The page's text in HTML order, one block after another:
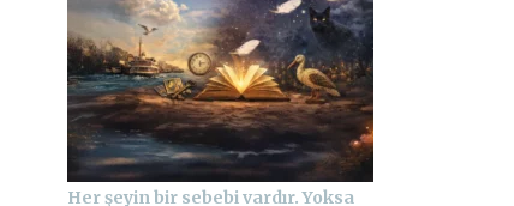
Her şeyin bir sebebi vardır. Yoksa